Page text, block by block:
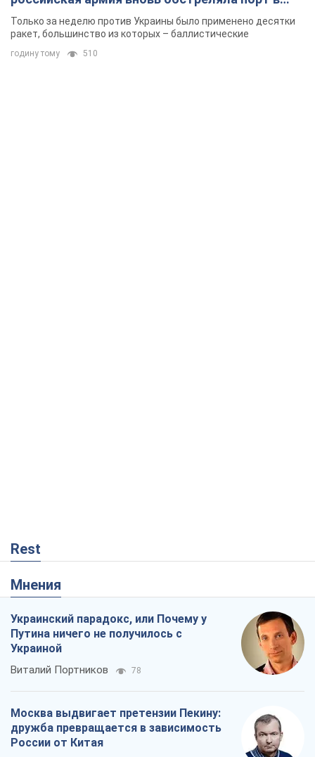
Одессе
Только за неделю против Украины было применено десятки
ракет, большинство из которых – баллистические
годину тому 510
Rest
Мнения
Украинский парадокс, или Почему у
Путина ничего не получилось с
Украиной
Виталий Портников 78
Москва выдвигает претензии Пекину:
дружба превращается в зависимость
России от Китая